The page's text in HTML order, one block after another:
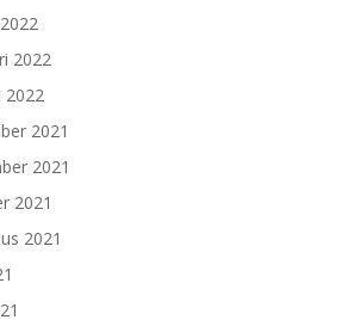
2022
2022
2021
2021
2021
2021